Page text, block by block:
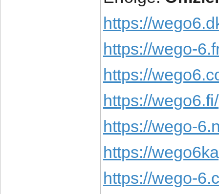
https://
https://wego-
https://
https://wego6.fi/
https://wego-
https://
https://wego-